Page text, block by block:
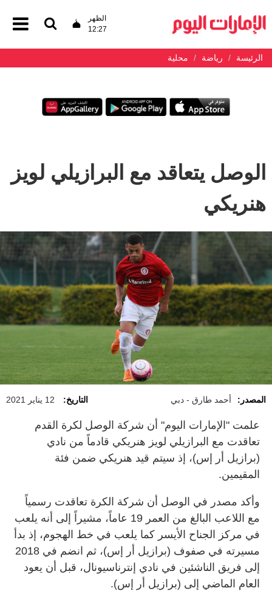
الظهر
12:27
الرئيسة رياضة محلية
الوصل يتعاقد مع البرازيلي لويز
هنريكي
المصدر: أحمد طارق - دبي التاريخ: 12 يناير 2021
علمت "الإمارات اليوم" أن شركة الوصل لكرة القدم
تعاقدت مع البرازيلي لويز هنريكي قادماً من نادي
(برازيل أر إس)، إذ سيتم قيد هنريكي ضمن فئة
المقيمين.
وأكد مصدر في الوصل أن شركة الكرة تعاقدت رسمياً
مع اللاعب البالغ من العمر 19 عاماً، مشيراً إلى أنه يلعب
في مركز الجناح الأيسر كما يلعب في خط الهجوم، إذ بدأ
مسيرته في صفوف (برازيل أر إس)، ثم انضم في 2018
إلى فريق الناشئين في نادي إنترناسيونال، قبل أن يعود
العام الماضي إلى (برازيل أر إس).